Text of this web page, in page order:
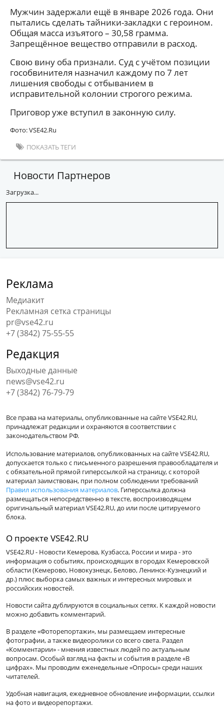
Мужчин задержали ещё в январе 2026 года. Они
пытались сделать тайники-закладки с героином.
Общая масса изъятого – 30,58 грамма.
Запрещённое вещество отправили в расход.
Свою вину оба признали. Суд с учётом позиции
гособвинителя назначил каждому по 7 лет
лишения свободы с отбыванием в
исправительной колонии строгого режима.
Приговор уже вступил в законную силу.
Фото: VSE42.Ru
ПОКАЗАТЬ ТЕГИ
Новости Партнеров
Загрузка...
Реклама
Медиакит
Рекламная сетка страницы
pr@vse42.ru
+7 (3842) 75-55-55
Редакция
Выходные данные
news@vse42.ru
+7 (3842) 76-79-79
Все права на материалы, опубликованные на сайте VSE42.RU,
принадлежат редакции и охраняются в соответствии с
законодательством РФ.
Использование материалов, опубликованных на сайте VSE42.RU,
допускается только с письменного разрешения правообладателя и
с обязательной прямой гиперссылкой на страницу, с которой
материал заимствован, при полном соблюдении требований
Правил использования материалов. Гиперссылка должна
размещаться непосредственно в тексте, воспроизводящем
оригинальный материал VSE42.RU, до или после цитируемого
блока.
О проекте VSE42.RU
VSE42.RU - Новости Кемерова, Кузбасса, России и мира - это
информация о событиях, происходящих в городах Кемеровской
области (Кемерово, Новокузнецк, Белово, Ленинск-Кузнецкий и
др.) плюс выборка самых важных и интересных мировых и
российских новостей.
Новости сайта дублируются в социальных сетях. К каждой новости
можно добавить комментарий.
В разделе «Фоторепортажи», мы размещаем интересные
фотографии, а также видеоролики со всего света. Раздел
«Комментарии» - мнения известных людей по актуальным
вопросам. Особый взгляд на факты и события в разделе «В
цифрах». Мы проводим еженедельные «Опросы» среди наших
читателей.
Удобная навигация, ежедневное обновление информации, ссылки
на фото и видеорепортажи.